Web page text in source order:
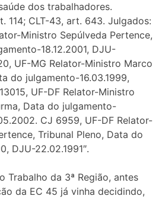
dos trabalhadores.
114; CLT-43, art. 643. Julgados:
Ministro Sepúlveda Pertence,
18.12.2001, DJU-
UF-MG Relator-Ministro Marco
do julgamento-16.03.1999,
UF-DF Relator-Ministro
Data do julgamento-
CJ 6959, UF-DF Relator-
Tribunal Pleno, Data do
DJU-22.02.1991″.
Trabalho da 3ª Região, antes
da EC 45 já vinha decidindo,